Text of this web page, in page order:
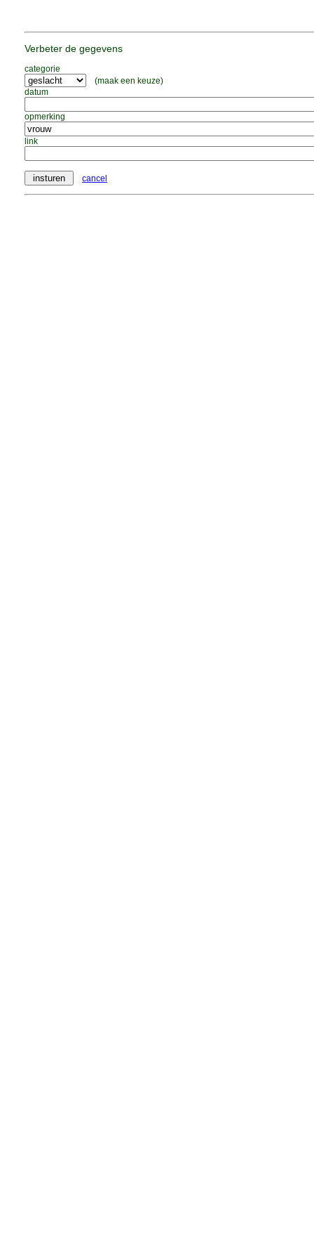
Verbeter de gegevens
categorie
(maak een keuze)
datum
opmerking
link
cancel